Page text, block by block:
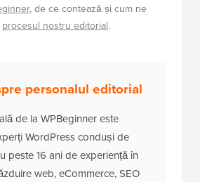
, de ce contează și cum ne
procesul nostru editorial.
personalul editorial
de la WPBeginner este
WordPress conduși de
peste 16 ani de experiență în
web, eCommerce, SEO